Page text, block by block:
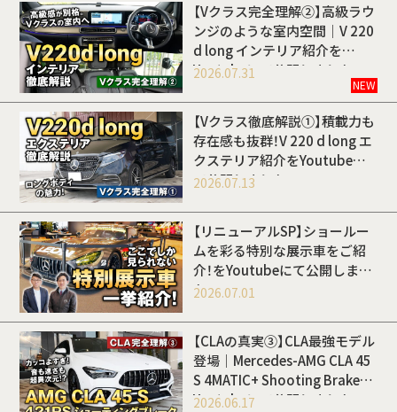
【Vクラス完全理解②】高級ラウ
ンジのような室内空間｜V 220
d long インテリア紹介を
Youtubeにて公開しました
2026.07.31
NEW
【Vクラス徹底解説①】積載力も
存在感も抜群！V 220 d long エ
クステリア紹介をYoutubeに
て公開しました
2026.07.13
【リニューアルSP】ショールー
ムを彩る特別な展示車をご紹
介！をYoutubeにて公開しまし
た
2026.07.01
【CLAの真実③】CLA最強モデル
登場｜Mercedes-AMG CLA 45
S 4MATIC+ Shooting Brakeを
Youtubeにて公開しました
2026.06.17